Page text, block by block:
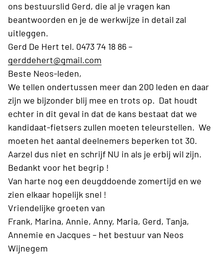
ons bestuurslid Gerd, die al je vragen kan
beantwoorden en je de werkwijze in detail zal
uitleggen.
Gerd De Hert tel. 0473 74 18 86 –
gerddehert@gmail.com
Beste Neos-leden,
We tellen ondertussen meer dan 200 leden en daar
zijn we bijzonder blij mee en trots op. Dat houdt
echter in dit geval in dat de kans bestaat dat we
kandidaat-fietsers zullen moeten teleurstellen. We
moeten het aantal deelnemers beperken tot 30.
Aarzel dus niet en schrijf NU in als je erbij wil zijn.
Bedankt voor het begrip !
Van harte nog een deugddoende zomertijd en we
zien elkaar hopelijk snel !
Vriendelijke groeten van
Frank, Marina, Annie, Anny, Maria, Gerd, Tanja,
Annemie en Jacques – het bestuur van Neos
Wijnegem